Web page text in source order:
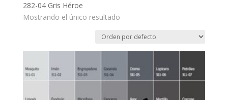
282-04 Gris Héroe
Mostrando el único resultado